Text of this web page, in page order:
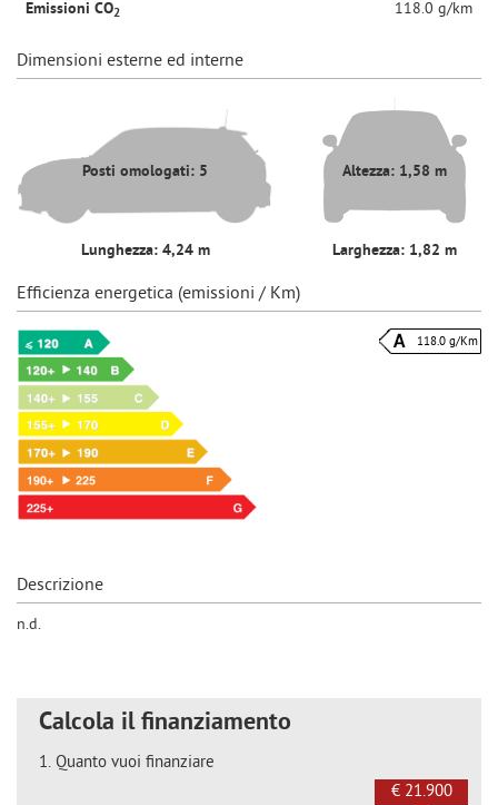
Emissioni CO2 118.0 g/km
Dimensioni esterne ed interne
Posti omologati: 5
Lunghezza: 4,24 m
Altezza: 1,58 m
Larghezza: 1,82 m
Efficienza energetica (emissioni / Km)
118.0 g/Km
Descrizione
n.d.
Calcola il finanziamento
1. Quanto vuoi finanziare
€ 21.900